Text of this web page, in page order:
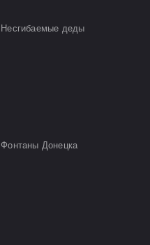
Несгибаемые деды
Фонтаны Донецка